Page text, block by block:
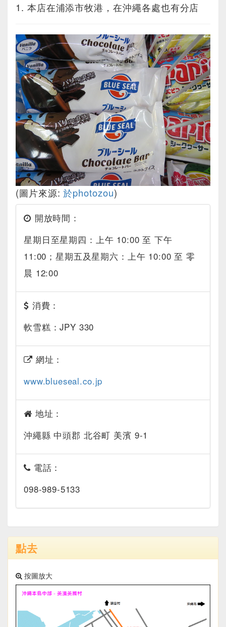
1. 本店在浦添市牧港，在沖繩各處也有分店
(圖片來源:於photozou)
開放時間：
星期日至星期四：上午 10:00 至 下午
11:00；星期五及星期六：上午 10:00 至 零
晨 12:00
消費：
軟雪糕：JPY 330
網址：
www.blueseal.co.jp
地址：
沖繩縣 中頭郡 北谷町 美濱 9-1
電話：
098-989-5133
點去
按圖放大